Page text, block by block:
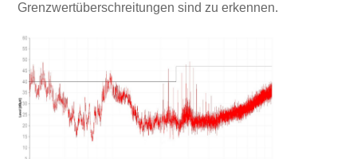
Grenzwertüberschreitungen sind zu erkennen.